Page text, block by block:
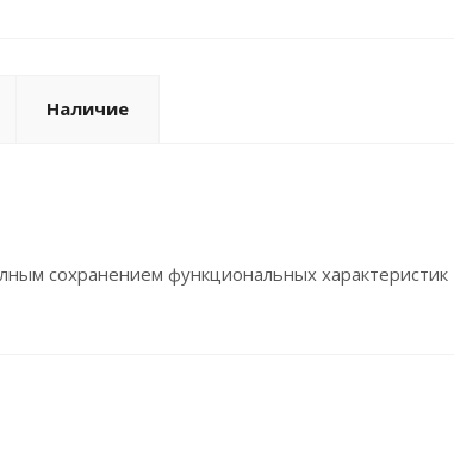
Наличие
сохранением функциональных характеристик